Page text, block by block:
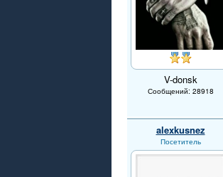
V-donsk
Сообщений: 28918
alexkusnez
Посетитель